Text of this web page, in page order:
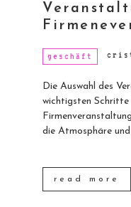
geschäft
Die Auswahl des
wichtigsten Schritte
die Atmosphäre
read more